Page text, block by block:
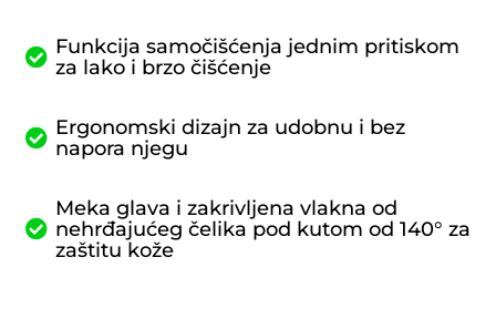
Funkcija samočišćenja jednim pritiskom
za lako i brzo čišćenje
Ergonomski dizajn za udobnu i bez
napora njegu
Meka glava i zakrivljena vlakna od
nehrđajućeg čelika pod kutom od 140° za
zaštitu kože